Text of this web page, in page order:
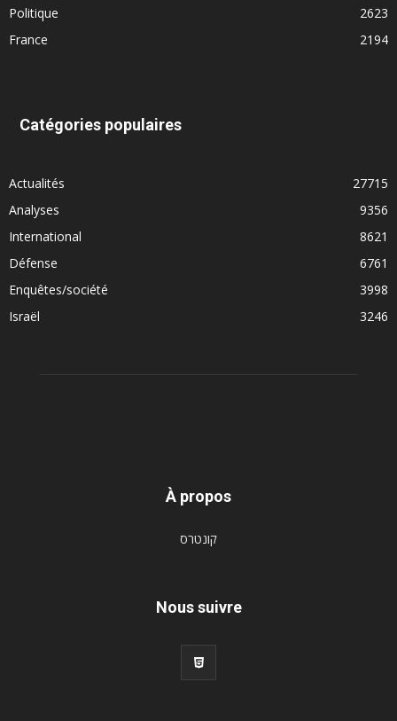
Politique
2623
France
2194
Catégories populaires
Actualités
27715
Analyses
9356
International
8621
Défense
6761
Enquêtes/société
3998
Israël
3246
À propos
קונטרס
Nous suivre